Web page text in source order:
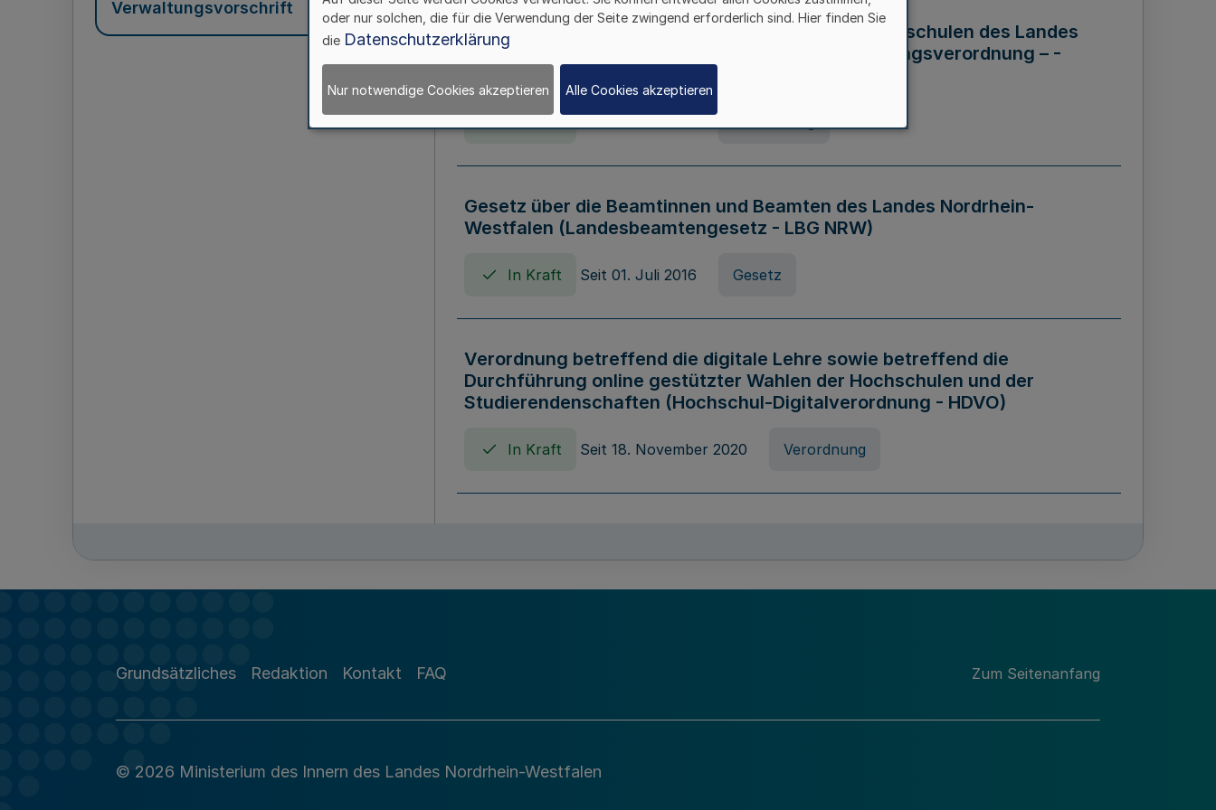
Verwaltungsvorschrift
Verordnung über die Wirtschaftsführung der Hochschulen des Landes
Nordrhein-Westfalen (Hochschulwirtschaftsführungsverordnung – -
Gesetz über die Beamtinnen und Beamten des Landes Nordrhein-
Westfalen (Landesbeamtengesetz - LBG NRW)
In Kraft Seit 01. Juli 2016 Gesetz
Verordnung betreffend die digitale Lehre sowie betreffend die
Durchführung online gestützter Wahlen der Hochschulen und der
Studierendenschaften (Hochschul-Digitalverordnung - HDVO)
In Kraft Seit 18. November 2020 Verordnung
(Hochschulabgabenverordnung - HAbg-VO)
Gesetz über die Kunsthochschulen des Landes Nordrhein-Westfalen
Grundsätzliches Redaktion Kontakt FAQ Zum Seitenanfang
© 2026 Ministerium des Innern des Landes Nordrhein-Westfalen
oder nur solchen, die für die Verwendung der Seite zwingend erforderlich sind. Hier finden Sie
die Datenschutzerklärung
Nur notwendige Cookies akzeptieren Alle Cookies akzeptieren